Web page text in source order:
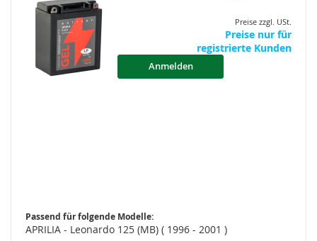
Preise zzgl. USt.
Preise nur für
registrierte Kunden
Anmelden
Passend für folgende Modelle:
APRILIA - Leonardo 125 (MB) ( 1996 - 2001 )